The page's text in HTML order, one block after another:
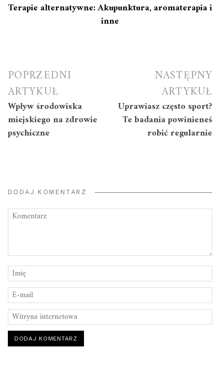
Terapie alternatywne: Akupunktura, aromaterapia i
inne
Nawigacja
wpisu
POPRZEDNI
ARTYKUŁ
Wpływ środowiska
miejskiego na zdrowie
psychiczne
NASTĘPNY
ARTYKUŁ
Uprawiasz często sport?
Te badania powinieneś
robić regularnie
DODAJ KOMENTARZ